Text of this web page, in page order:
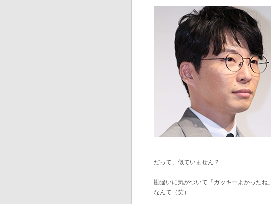
だって、似ていません？
勘違いに気がついて「ガッキーよかったね」
なんて（笑）